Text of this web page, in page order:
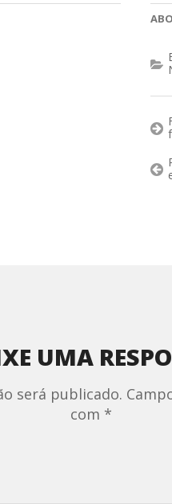
UMA
será publicado.
com *